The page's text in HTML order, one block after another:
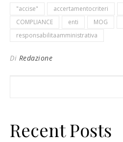
"accise" accertamentocriteri
COMPLIANCE
enti MOG
responsabilitaamministrativa
Di Redazione
Recent Posts